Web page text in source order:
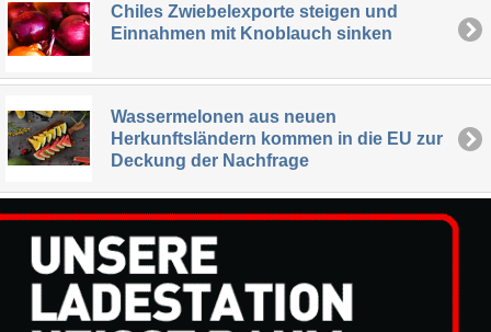
Chiles Zwiebelexporte steigen und
Einnahmen mit Knoblauch sinken
Wassermelonen aus neuen
Herkunftsländern kommen in die EU zur
Deckung der Nachfrage